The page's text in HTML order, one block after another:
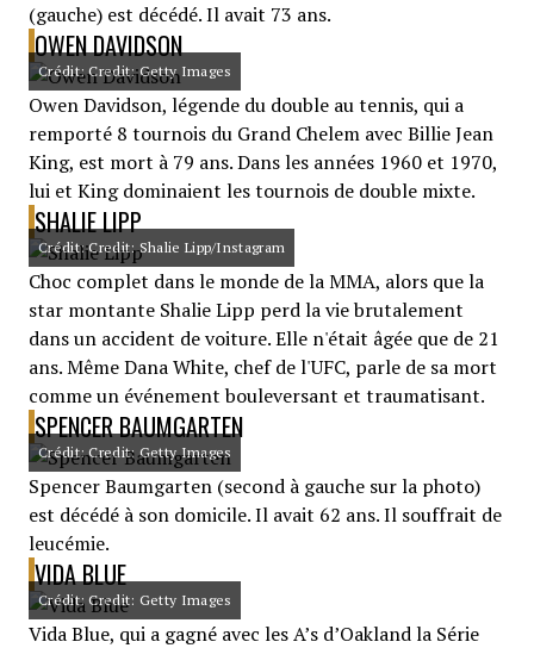
(gauche) est décédé. Il avait 73 ans.
OWEN DAVIDSON
Crédit: Credit: Getty Images
Owen Davidson, légende du double au tennis, qui a
remporté 8 tournois du Grand Chelem avec Billie Jean
King, est mort à 79 ans. Dans les années 1960 et 1970,
lui et King dominaient les tournois de double mixte.
SHALIE LIPP
Crédit: Credit: Shalie Lipp/Instagram
Choc complet dans le monde de la MMA, alors que la
star montante Shalie Lipp perd la vie brutalement
dans un accident de voiture. Elle n'était âgée que de 21
ans. Même Dana White, chef de l'UFC, parle de sa mort
comme un événement bouleversant et traumatisant.
SPENCER BAUMGARTEN
Crédit: Credit: Getty Images
Spencer Baumgarten (second à gauche sur la photo)
est décédé à son domicile. Il avait 62 ans. Il souffrait de
leucémie.
VIDA BLUE
Crédit: Credit: Getty Images
Vida Blue, qui a gagné avec les A’s d’Oakland la Série